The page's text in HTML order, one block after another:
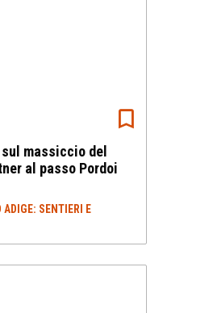
massiccio del
al passo Pordoi
SENTIERI E